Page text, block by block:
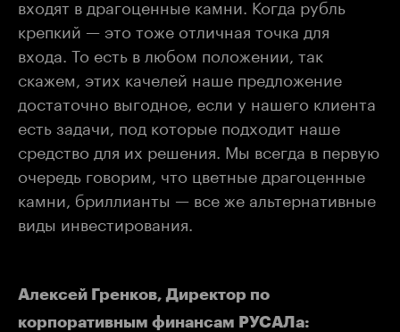
входят в драгоценные камни. Когда рубль
крепкий — это тоже отличная точка для
входа. То есть в любом положении, так
скажем, этих качелей наше предложение
достаточно выгодное, если у нашего клиента
есть задачи, под которые подходит наше
средство для их решения. Мы всегда в первую
очередь говорим, что цветные драгоценные
камни, бриллианты — все же альтернативные
виды инвестирования.
Алексей Гренков, Директор по
корпоративным финансам РУСАЛа: